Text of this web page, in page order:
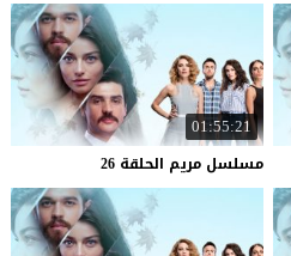
01:55:21
مسلسل مريم الحلقة 26